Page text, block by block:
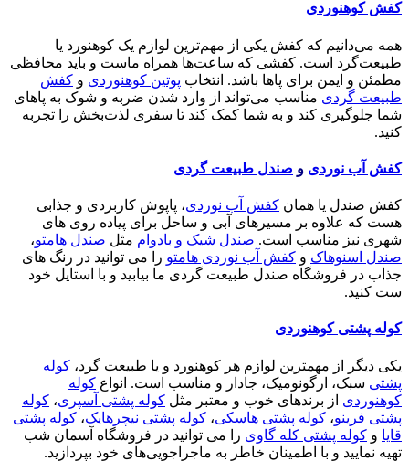
کفش کوهنوردی
همه می‌دانیم که کفش یکی از مهم‌ترین لوازم یک کوهنورد یا
طبیعت‌گرد است. کفشی که ساعت‌ها همراه ماست و باید محافظی
مطمئن و ایمن برای پاها باشد. انتخاب پوتین کوهنوردی و کفش
طبیعت گردی مناسب می‌تواند از وارد شدن ضربه و شوک به پاهای
شما جلوگیری کند و به شما کمک کند تا سفری لذت‌بخش را تجربه
کنید.
کفش آب نوردی و صندل طبیعت گردی
کفش صندل یا همان کفش آب نوردی، پاپوش کاربردی و جذابی
هست که علاوه بر مسیرهای آبی و ساحل برای پیاده روی های
شهری نیز مناسب است. صندل شیک و بادوام مثل صندل هامتو،
صندل اسنوهاک و کفش آب نوردی هامتو را می توانید در رنگ های
جذاب در فروشگاه صندل طبیعت گردی ما بیابید و با استایل خود
ست کنید.
کوله پشتی کوهنوردی
یکی دیگر از مهمترین لوازم هر کوهنورد و یا طبیعت گرد، کوله
پشتی سبک، ارگونومیک، جادار و مناسب است. انواع کوله
کوهنوردی از برندهای خوب و معتبر مثل کوله پشتی آسپری، کوله
پشتی فرینو، کوله پشتی هاسکی، کوله پشتی نیچرهایک، کوله پشتی
قایا و کوله پشتی کله گاوی را می توانید در فروشگاه آسمان شب
تهیه نمایید و با اطمینان خاطر به ماجراجویی‌های خود بپردازید.